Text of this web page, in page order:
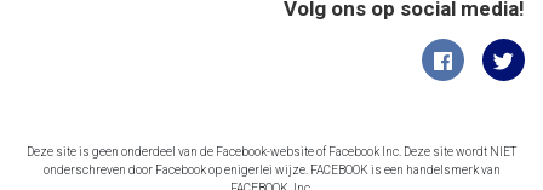
Volg ons op social media!
Deze site is geen onderdeel van de Facebook-website of Facebook Inc. Deze site wordt NIET
onderschreven door Facebook op enigerlei wijze. FACEBOOK is een handelsmerk van